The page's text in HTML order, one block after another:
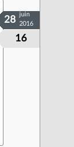
16
28
juin
2016